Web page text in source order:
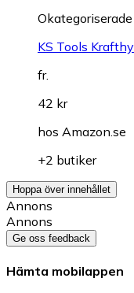
KS Tools
fr.
42 kr
hos Amazon.se
+2 butiker
Hoppa över innehållet
Annons
Annons
Ge oss feedback
Hämta mobilappen